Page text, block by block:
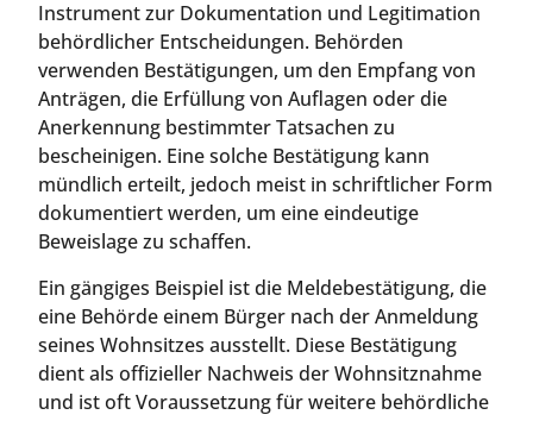
Instrument zur Dokumentation und Legitimation
behördlicher Entscheidungen. Behörden
verwenden Bestätigungen, um den Empfang von
Anträgen, die Erfüllung von Auflagen oder die
Anerkennung bestimmter Tatsachen zu
bescheinigen. Eine solche Bestätigung kann
mündlich erteilt, jedoch meist in schriftlicher Form
dokumentiert werden, um eine eindeutige
Beweislage zu schaffen.
Ein gängiges Beispiel ist die Meldebestätigung, die
eine Behörde einem Bürger nach der Anmeldung
seines Wohnsitzes ausstellt. Diese Bestätigung
dient als offizieller Nachweis der Wohnsitznahme
und ist oft Voraussetzung für weitere behördliche